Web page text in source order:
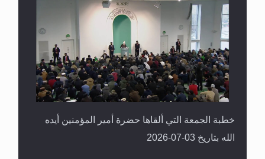
خطبة الجمعة التي ألقاها حضرة أمير المؤمنين أيده
الله بتاريخ 03-07-2026